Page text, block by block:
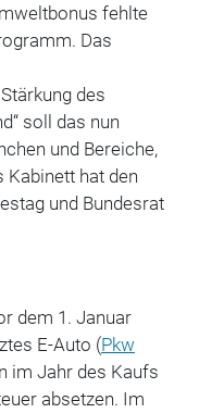
fehlte
Das
des
soll das nun
und Bereiche,
Kabinett hat den
und Bundesrat
dem 1. Januar
E-Auto (Pkw
im Jahr des Kaufs
absetzen. Im